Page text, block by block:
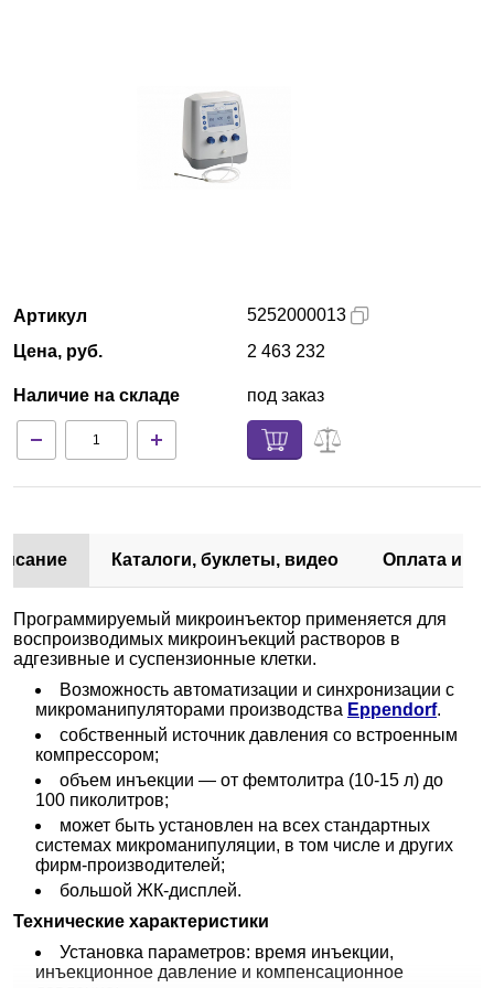
Партнеры
Технический сервис
Артикул
Цена, руб.
Наличие на складе
5252000013
2 463 232
под заказ
Каталоги, буклеты, видео Оплата и
Программируемый микроинъектор применяется для
воспроизводимых микроинъекций растворов в
адгезивные и суспензионные клетки.
Возможность автоматизации и синхронизации с
микроманипуляторами производства Eppendorf.
собственный источник давления со встроенным
компрессором;
объем инъекции — от фемтолитра (10-15 л) до
100 пиколитров;
может быть установлен на всех стандартных
системах микроманипуляции, в том числе и других
фирм-производителей;
большой ЖК-дисплей.
Технические характеристики
Установка параметров: время инъекции,
инъекционное давление и компенсационное